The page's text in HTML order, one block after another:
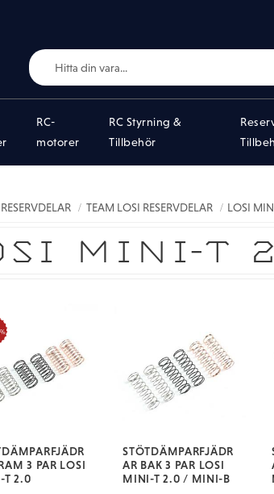
RC-
motorer
RC Styrning &
Tillbehör
MINI-T
TEAM LOSI RESERVDELAR LOSI
3 PAR LOSI
T 2.0
%
STÖTDÄMPARFJÄDR
AR BAK 3 PAR LOSI
MINI-T 2.0 / MINI-B